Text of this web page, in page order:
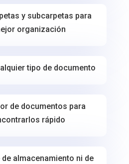
y subcarpetas para
organización
tipo de documento
de documentos para
rápido
almacenamiento ni de